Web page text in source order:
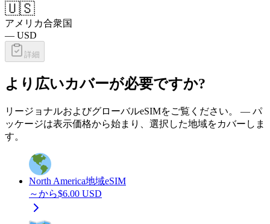
🇺🇸
アメリカ合衆国
— USD
詳細
より広いカバーが必要ですか?
リージョナルおよびグローバルeSIMをご覧ください。 — パ
ッケージは表示価格から始まり、選択した地域をカバーしま
す。
North America地域eSIM
～から$6.00 USD